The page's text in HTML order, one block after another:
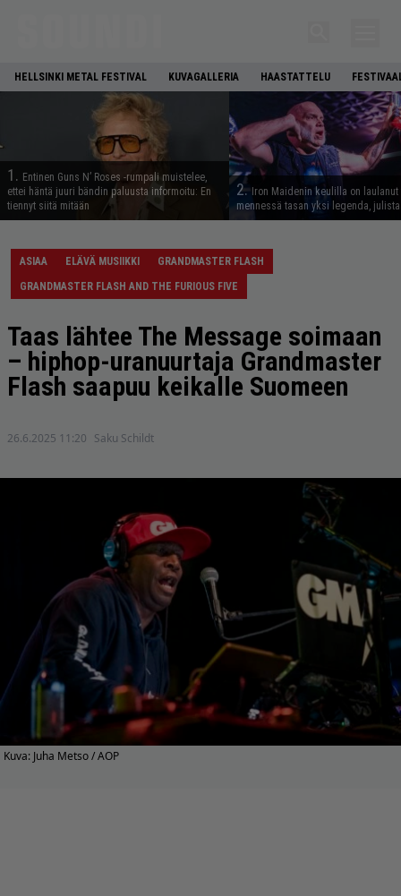
HELLSINKI METAL FESTIVAL KUVAGALLERIA HAASTATTELU
1. Entinen Guns N’ Roses -rumpali muistelee,
ettei häntä juuri bändin paluusta informoitu: En
tiennyt siitä mitään
2. Iron Maidenin keulilla on laulanut
mennessä tasan yksi legenda,
ASIAA ELÄVÄ MUSIIKKI
GRANDMASTER FLASH
GRANDMASTER FLASH AND THE FURIOUS FIVE
Taas lähtee The Message soimaan
– hiphop-uranuurtaja Grandmaster
Flash saapuu keikalle Suomeen
26.6.2025 11:20 Saku Schildt
Kuva: Juha Metso / AOP